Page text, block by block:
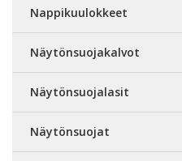
Nappikuulokkeet
Näytönsuojakalvot
Näytönsuojalasit
Näytönsuojat